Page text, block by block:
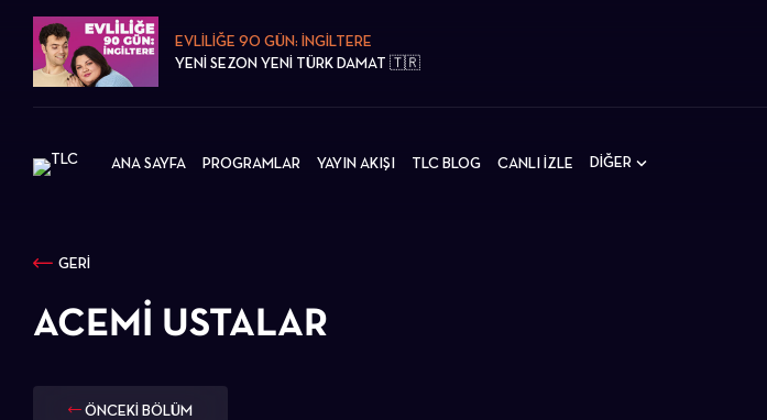
EVLİLİĞE 90 GÜN: İNGİLTERE
YENİ SEZON YENİ TÜRK DAMAT 🇹🇷
ANA SAYFA PROGRAMLAR YAYIN AKIŞI TLC BLOG CANLI İZLE DİĞER
GERİ
ACEMI USTALAR
ÖNCEKİ BÖLÜM